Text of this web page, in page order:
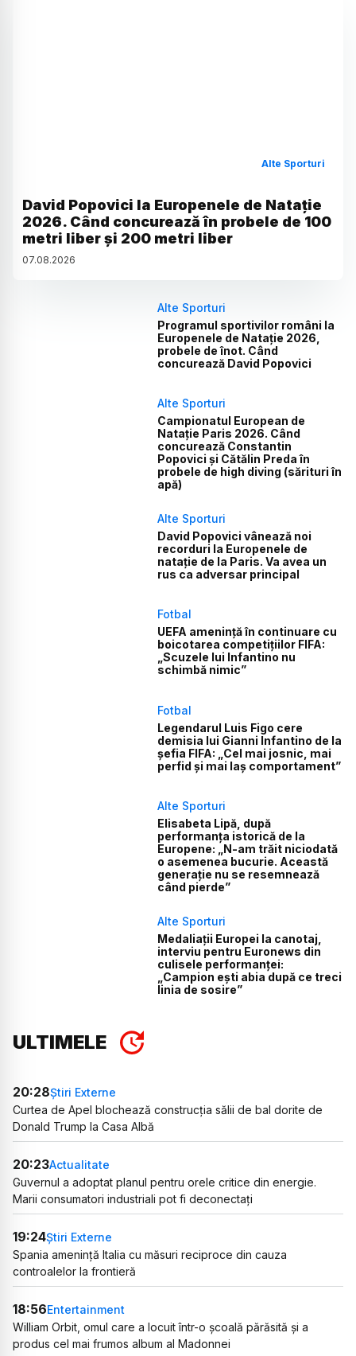
Alte Sporturi
David Popovici la Europenele de Natație
2026. Când concurează în probele de 100
metri liber și 200 metri liber
07.08.2026
Alte Sporturi
Programul sportivilor români la
Europenele de Natație 2026,
probele de înot. Când
concurează David Popovici
Alte Sporturi
Campionatul European de
Natație Paris 2026. Când
concurează Constantin
Popovici și Cătălin Preda în
probele de high diving (sărituri în
apă)
Alte Sporturi
David Popovici vânează noi
recorduri la Europenele de
natație de la Paris. Va avea un
rus ca adversar principal
Fotbal
UEFA amenință în continuare cu
boicotarea competițiilor FIFA:
„Scuzele lui Infantino nu
schimbă nimic”
Fotbal
Legendarul Luis Figo cere
demisia lui Gianni Infantino de la
șefia FIFA: „Cel mai josnic, mai
perfid și mai laș comportament”
Alte Sporturi
Elisabeta Lipă, după
performanța istorică de la
Europene: „N-am trăit niciodată
o asemenea bucurie. Această
generație nu se resemnează
când pierde”
Alte Sporturi
Medaliații Europei la canotaj,
interviu pentru Euronews din
culisele performanței:
„Campion ești abia după ce treci
linia de sosire”
ULTIMELE
20:28Știri Externe
Curtea de Apel blochează construcția sălii de bal dorite de
Donald Trump la Casa Albă
20:23Actualitate
Guvernul a adoptat planul pentru orele critice din energie.
Marii consumatori industriali pot fi deconectați
19:24Știri Externe
Spania amenință Italia cu măsuri reciproce din cauza
controalelor la frontieră
18:56Entertainment
William Orbit, omul care a locuit într-o școală părăsită și a
produs cel mai frumos album al Madonnei